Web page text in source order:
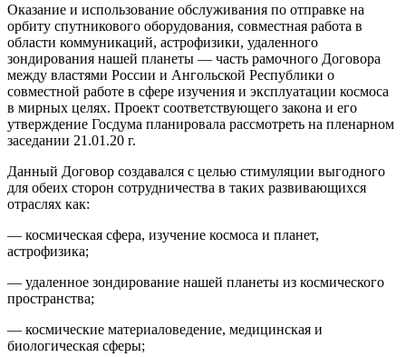
Оказание и использование обслуживания по отправке на
орбиту спутникового оборудования, совместная работа в
области коммуникаций, астрофизики, удаленного
зондирования нашей планеты — часть рамочного Договора
между властями России и Ангольской Республики о
совместной работе в сфере изучения и эксплуатации космоса
в мирных целях. Проект соответствующего закона и его
утверждение Госдума планировала рассмотреть на пленарном
заседании 21.01.20 г.
Данный Договор создавался с целью стимуляции выгодного
для обеих сторон сотрудничества в таких развивающихся
отраслях как:
— космическая сфера, изучение космоса и планет,
астрофизика;
— удаленное зондирование нашей планеты из космического
пространства;
— космические материаловедение, медицинская и
биологическая сферы;